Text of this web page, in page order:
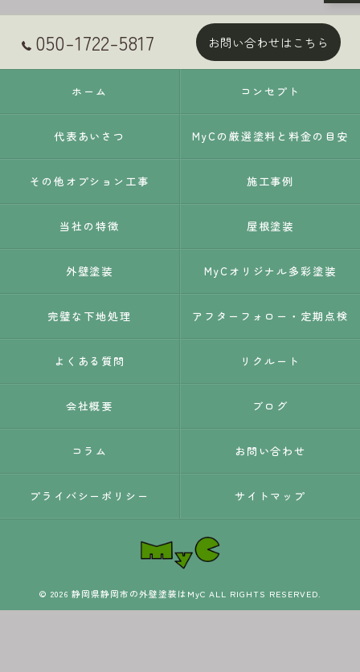
050-1722-5817 お問い合わせはこちら
ホーム コンセプト
代表あいさつ MyCの厳選塗料と料金の目安
その他オプション工事 施工事例
当社の特徴 屋根塗装
外壁塗装 MyCオリジナル多彩塗装
完璧な下地処理 アフターフォロー・定期点検
よくある質問 リクルート
会社概要 ブログ
コラム お問い合わせ
プライバシーポリシー サイトマップ
© 2026 静岡県静岡市の外壁塗装はMyC ALL RIGHTS RESERVED.